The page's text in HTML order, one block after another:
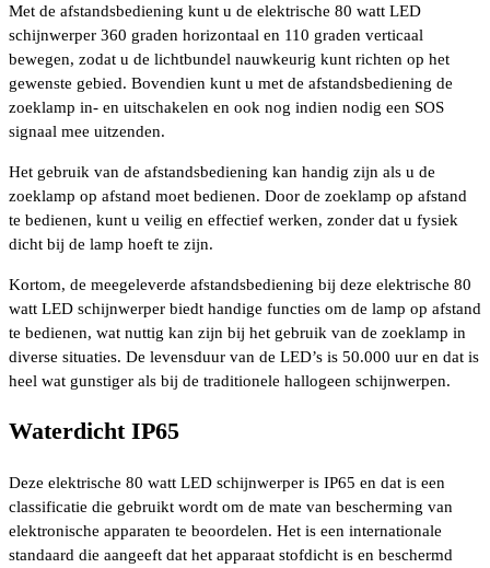
Met de afstandsbediening kunt u de elektrische 80 watt LED
schijnwerper 360 graden horizontaal en 110 graden verticaal
bewegen, zodat u de lichtbundel nauwkeurig kunt richten op het
gewenste gebied. Bovendien kunt u met de afstandsbediening de
zoeklamp in- en uitschakelen en ook nog indien nodig een SOS
signaal mee uitzenden.
Het gebruik van de afstandsbediening kan handig zijn als u de
zoeklamp op afstand moet bedienen. Door de zoeklamp op afstand
te bedienen, kunt u veilig en effectief werken, zonder dat u fysiek
dicht bij de lamp hoeft te zijn.
Kortom, de meegeleverde afstandsbediening bij deze elektrische 80
watt LED schijnwerper biedt handige functies om de lamp op afstand
te bedienen, wat nuttig kan zijn bij het gebruik van de zoeklamp in
diverse situaties. De levensduur van de LED’s is 50.000 uur en dat is
heel wat gunstiger als bij de traditionele hallogeen schijnwerpen.
Waterdicht IP65
Deze elektrische 80 watt LED schijnwerper is IP65 en dat is een
classificatie die gebruikt wordt om de mate van bescherming van
elektronische apparaten te beoordelen. Het is een internationale
standaard die aangeeft dat het apparaat stofdicht is en beschermd